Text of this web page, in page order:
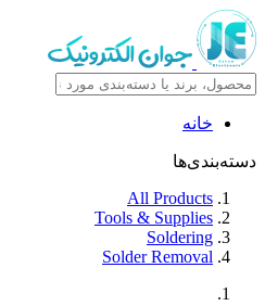
خانه
دسته‌بندی‌ها
All Products
Tools & Supplies
Soldering
Solder Removal